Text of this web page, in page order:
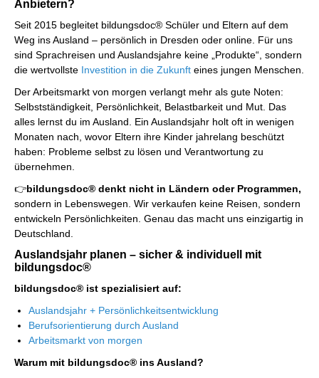
Anbietern?
Seit 2015 begleitet bildungsdoc® Schüler und Eltern auf dem
Weg ins Ausland – persönlich in Dresden oder online. Für uns
sind Sprachreisen und Auslandsjahre keine „Produkte“, sondern
die wertvollste Investition in die Zukunft eines jungen Menschen.
Der Arbeitsmarkt von morgen verlangt mehr als gute Noten:
Selbstständigkeit, Persönlichkeit, Belastbarkeit und Mut. Das
alles lernst du im Ausland. Ein Auslandsjahr holt oft in wenigen
Monaten nach, wovor Eltern ihre Kinder jahrelang beschützt
haben: Probleme selbst zu lösen und Verantwortung zu
übernehmen.
👉bildungsdoc® denkt nicht in Ländern oder Programmen,
sondern in Lebenswegen. Wir verkaufen keine Reisen, sondern
entwickeln Persönlichkeiten. Genau das macht uns einzigartig in
Deutschland.
Auslandsjahr planen – sicher & individuell mit
bildungsdoc®
bildungsdoc® ist spezialisiert auf:
Auslandsjahr + Persönlichkeitsentwicklung
Berufsorientierung durch Ausland
Arbeitsmarkt von morgen
Warum mit bildungsdoc® ins Ausland?